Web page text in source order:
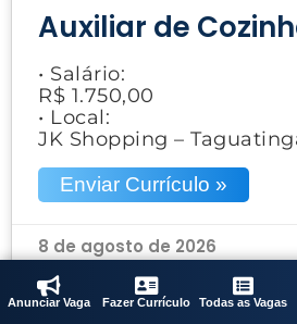
Auxiliar de
• Salário:
R$ 1.750,00
• Local:
JK Shopping –
Enviar Currículo »
8 de agosto de 2026
Anunciar Vaga Fazer Currículo Todas as Vagas